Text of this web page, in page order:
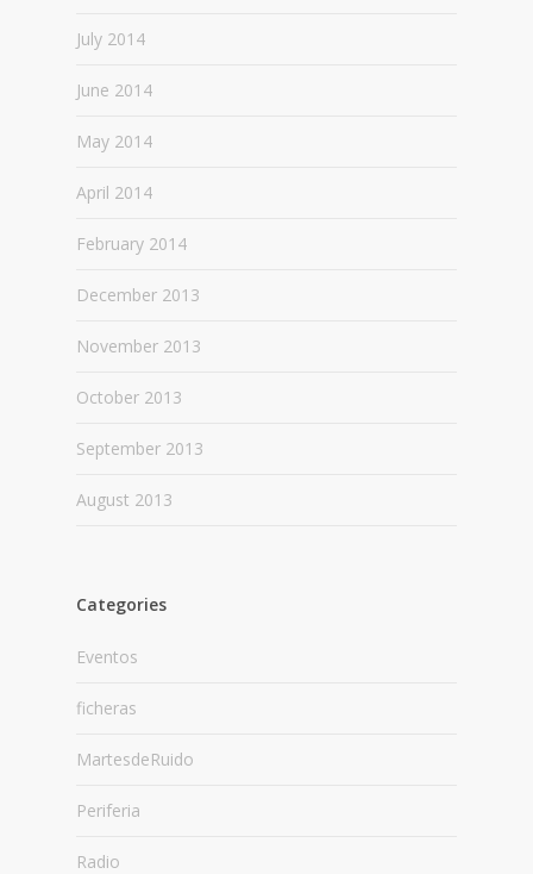
July 2014
June 2014
May 2014
April 2014
February 2014
December 2013
November 2013
October 2013
September 2013
August 2013
Categories
Eventos
ficheras
MartesdeRuido
Periferia
Radio